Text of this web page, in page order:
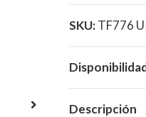
SKU:TF776
Descripción